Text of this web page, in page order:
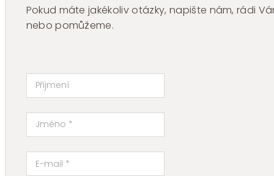
Pokud máte jakékoliv otázky, napište nám, rádi
nebo pomůžeme.